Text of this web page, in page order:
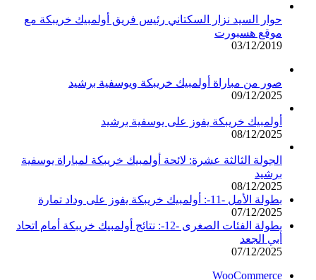
حوار السيد نزار السكتاني رئيس فريق أولمبيك خريبكة مع
موقع هسبورت
03/12/2019
صور من مباراة أولمبيك خريبكة ويوسفية برشيد
09/12/2025
أولمبيك خريبكة يفوز على يوسفية برشيد
08/12/2025
الجولة الثالثة عشرة: لائحة أولمبيك خريبكة لمباراة يوسفية
برشيد
08/12/2025
بطولة الأمل -11-: أولمبيك خريبكة يفوز على وداد تمارة
07/12/2025
بطولة الفئات الصغرى -12-: نتائج أولمبيك خريبكة أمام اتحاد
أبي الجعد
07/12/2025
WooCommerce